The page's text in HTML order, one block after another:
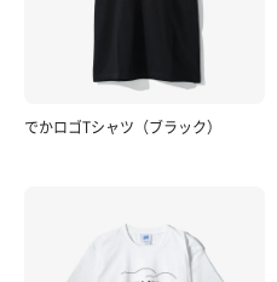
でかロゴTシャツ（ブラック）